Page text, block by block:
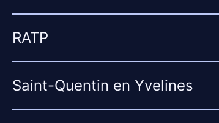
RATP
Saint-Quentin en Yvelines